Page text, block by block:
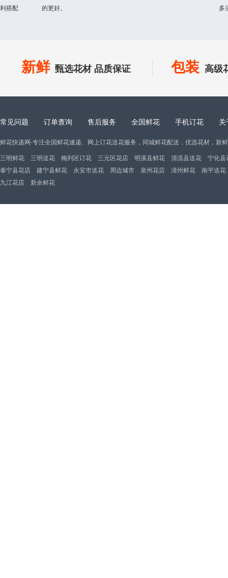
的更好。
新鲜 甄选花材 品质保证 包装 高级
常见问题 订单查询 售后服务 全国鲜花 手机订花 关
鲜花快递网-专注全国鲜花速递、网上订花送花服务，同城鲜花配送，优选花材，新
三明鲜花 三明送花 梅列区订花 三元区花店 明溪县鲜花 清流县送花
宁化县
泰宁县花店
建宁县鲜花 永安市送花 周边城市 泉州花店 漳州鲜花
南平送花
九江花店
新余鲜花